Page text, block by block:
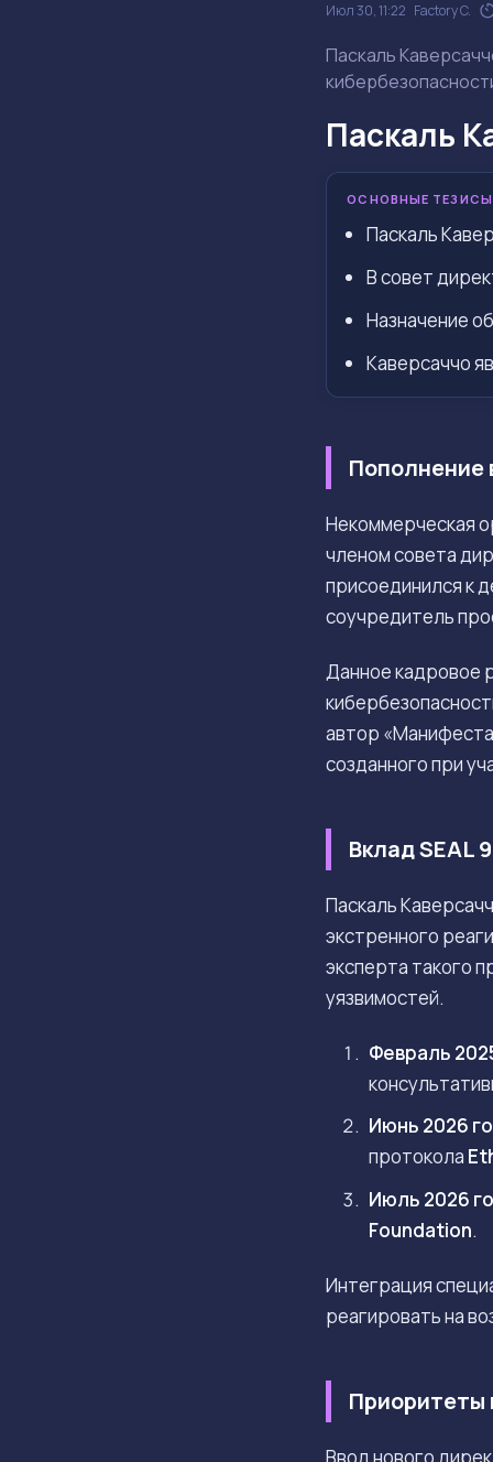
Июл 30, 11:22 Factory C.
Паскаль
Паскаль
ОСНОВНЫЕ ТЕЗИСЫ
Паскаль
В совет
Назначение
Каверсаччо
Пополнение
Некоммерческая
членом совета
присоединился к
соучредитель
Данное кадровое
автор
созданного при
Вклад SEAL
Паскаль
экстренного
эксперта такого
уязвимостей.
Февраль
Июнь 2026
протокола
Июль 2026
Foundation.
Интеграция
реагировать на
Приоритеты
Ввод нового